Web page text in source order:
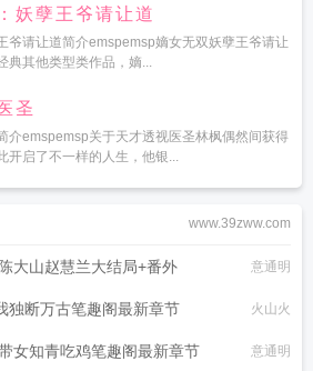
妖孽王爷请让道
爷请让道简介emspemsp嫡女无双妖孽王爷请让
典其他类型类作品，嫡...
圣
介emspemsp关于天才透视医圣林枫偶然间获得
开启了不一样的人生，他银...
www.39zww.com
大山赵慧兰大结局+番外 意通明
独断万古笔趣阁最新章节 火山火
女知青吃鸡笔趣阁最新章节 意通明